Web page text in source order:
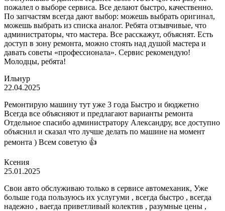
пожалел о выборе сервиса. Все делают быстро, качественно.
По запчастям всегда дают выбор: можешь выбрать оригинал,
можешь выбрать из списка аналог. Ребята отзывчивые, что
администраторы, что мастера. Все расскажут, объяснят. Есть
доступ в зону ремонта, можно стоять над душой мастера и
давать советы «профессионала». Сервис рекомендую!
Молодцы, ребята!
Ильнур
22.04.2025
Ремонтирую машину тут уже 3 года Быстро и бюджетно
Всегда все объясняют и предлагают варианты ремонта
Отдельное спасибо администратору Александру, все доступно
объяснил и сказал что лучше делать по машине на момент
ремонта ) Всем советую 👍
Ксения
25.01.2025
Свои авто обслуживаю только в сервисе автомеханик, Уже
больше года пользуюсь их услугуми , всегда быстро , всегда
надежно , ваегда приветливый колектив , разумные цены ,